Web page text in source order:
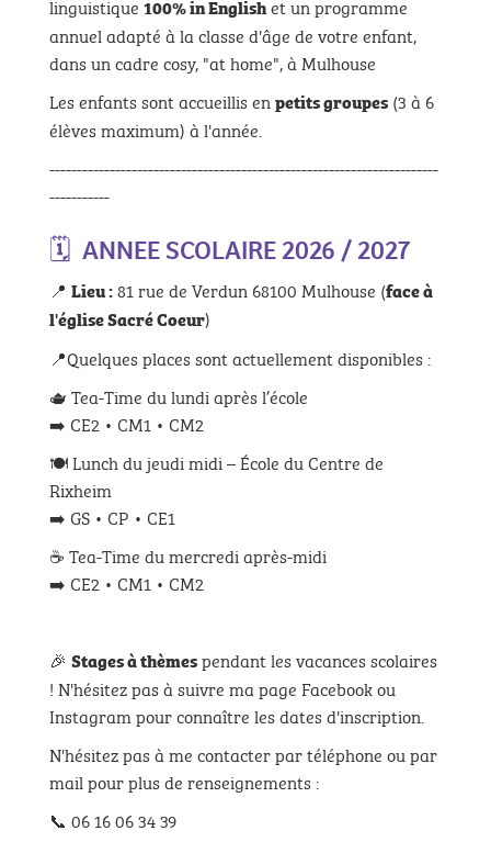
linguistique 100% in Englishet un programme
annuel adapté à la classe d'âge de votre enfant,
dans un cadre cosy, "at home", à Mulhouse
Les enfants sont accueillis en petits groupes (3 à 6
élèves maximum) à l'année.
-----------------------------------------------------------------------
-----------
🗓️ ANNEE SCOLAIRE 2026 / 2027
📍 Lieu :81 rue de Verdun 68100 Mulhouse (face à
l'église Sacré Coeur)
📍Quelques places sont actuellement disponibles :
🫖 Tea-Time du lundi après l’école
➡️ CE2 • CM1 • CM2
🍽️ Lunch du jeudi midi – École du Centre de
Rixheim
➡️ GS • CP • CE1
☕ Tea-Time du mercredi après-midi
➡️ CE2 • CM1 • CM2
🎉 Stages à thèmespendant les vacances scolaires
! N'hésitez pas à suivre ma page Facebook ou
Instagram pour connaître les dates d'inscription.
N'hésitez pas à me contacter par téléphone ou par
mail pour plus de renseignements :
📞 06 16 06 34 39